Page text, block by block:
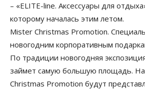
– «ELITE-line. Аксессуары для
которому началась этим летом.
Mister Christmas Promotion.
новогодним корпоративным
По традиции новогодняя
займет самую большую площадь.
Christmas Promotion будут